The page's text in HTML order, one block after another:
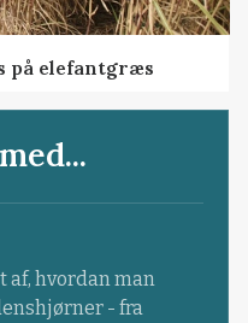
på elefantgræs
hvordan man
- fra